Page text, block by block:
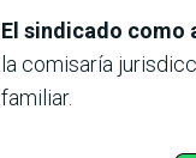
El sindicado como
la comisaría
familiar.